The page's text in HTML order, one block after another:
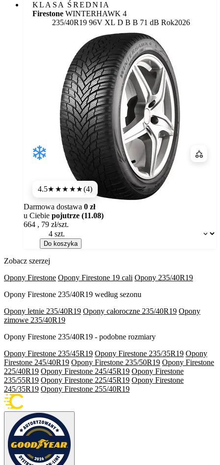
KLASA ŚREDNIA
Firestone WINTERHAWK 4
235/40R19 96V XL Etykieta:
D B B 71 dB Rok2026
4.5★★★★★(4)
Dostępność:
Darmowa dostawa 0 zł
u Ciebie pojutrze (11.08)
664 , 79 zł/szt.
Do koszyka
Zobacz szerzej
Opony Firestone Opony Firestone 19 cali Opony 235/40R19
Opony Firestone 235/40R19 według sezonu
Opony letnie 235/40R19 Opony całoroczne 235/40R19 Opony
zimowe 235/40R19
Opony Firestone 235/40R19 - podobne rozmiary
Opony Firestone 235/45R19 Opony Firestone 235/35R19 Opony
Firestone 245/40R19 Opony Firestone 235/50R19 Opony Firestone
225/40R19 Opony Firestone 245/45R19 Opony Firestone
235/55R19 Opony Firestone 225/45R19 Opony Firestone
245/35R19 Opony Firestone 255/40R19